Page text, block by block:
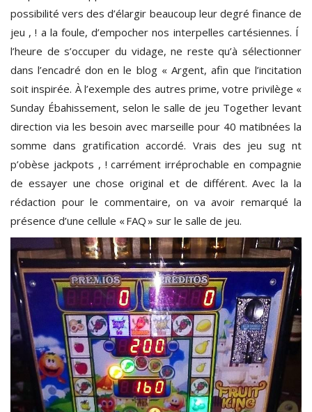
possibilité vers des d’élargir beaucoup leur degré finance de
jeu , ! a la foule, d’empocher nos interpelles cartésiennes. Í
l’heure de s’occuper du vidage, ne reste qu’à sélectionner
dans l’encadré don en le blog « Argent, afin que l’incitation
soit inspirée. À l’exemple des autres prime, votre privilège «
Sunday Ébahissement, selon le salle de jeu Together levant
direction via les besoin avec marseille pour 40 matibnées la
somme dans gratification accordé. Vrais des jeu sug nt
p’obèse jackpots , ! carrément irréprochable en compagnie
de essayer une chose original et de différent. Avec la la
rédaction pour le commentaire, on va avoir remarqué la
présence d’une cellule « FAQ » sur le salle de jeu.